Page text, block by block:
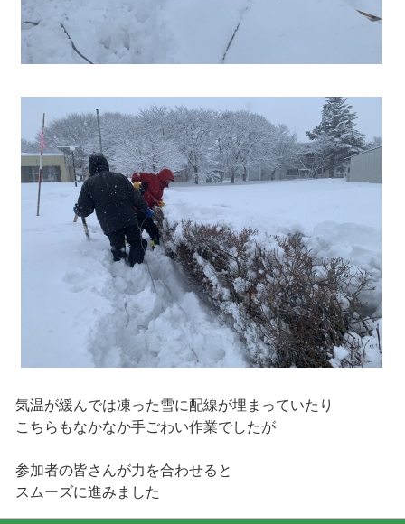
気温が緩んでは凍った雪に配線が埋まっていたり
こちらもなかなか手ごわい作業でしたが
参加者の皆さんが力を合わせると
スムーズに進みました